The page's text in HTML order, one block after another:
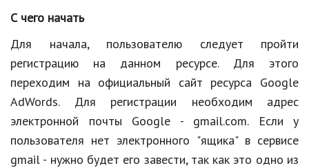
Красота и здоровье
Hi-Tech. Интернет
Авто, мото
Дом и сад
Недвижимость
Спорт и фитнес
С чего начать
Для начала, пользователю следует пройти
регистрацию на данном ресурсе. Для этого
переходим на официальный сайт ресурса Google
AdWords. Для регистрации необходим адрес
электронной почты Google - gmail.com. Если у
пользователя нет электронного "ящика" в сервисе
gmail - нужно будет его завести, так как это одно из